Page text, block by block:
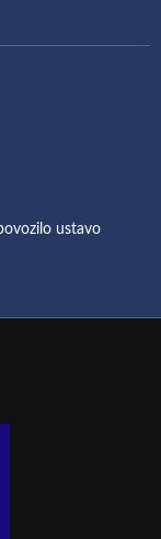
ustavo